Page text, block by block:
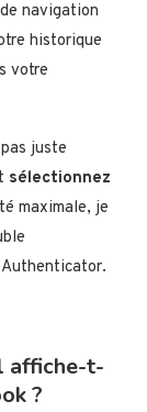
navigation
historique
votre
juste
sélectionnez
maximale, je
affiche-t-
?